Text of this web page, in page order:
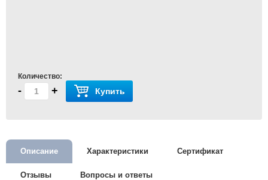
Количество:
- + Купить
Описание Характеристики Сертификат
Отзывы Вопросы и ответы